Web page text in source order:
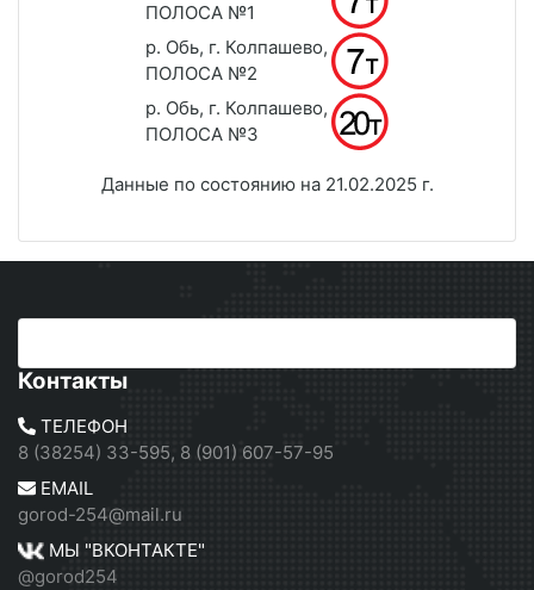
ПОЛОСА №1
р. Обь, г. Колпашево,
ПОЛОСА №2
р. Обь, г. Колпашево,
ПОЛОСА №3
Данные по состоянию на 21.02.2025 г.
Контакты
ТЕЛЕФОН
8 (38254) 33-595, 8 (901) 607-57-95
EMAIL
gorod-254@mail.ru
МЫ "ВКОНТАКТЕ"
@gorod254